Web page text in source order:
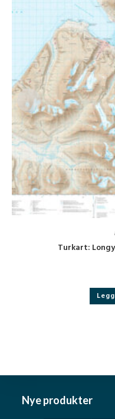
Turkart:
Nye produkter